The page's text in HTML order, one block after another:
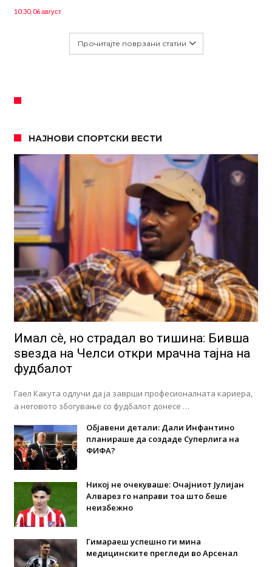
10:30, 06 август
Прочитајте поврзани статии
НАЈНОВИ СПОРТСКИ ВЕСТИ
Имал сè, но страдал во тишина: Бивша
ѕвезда на Челси откри мрачна тајна на
фудбалот
Гаел Какута одлучи да ја заврши професионалната кариера,
а неговото збогување со фудбалот донесе …
Објавени детали: Дали Инфантино
планираше да создаде Суперлига на
ФИФА?
Никој не очекуваше: Очајниот Јулијан
Алварез го направи тоа што беше
неизбежно
Гимараеш успешно ги мина
медицинските прегледи во Арсенал